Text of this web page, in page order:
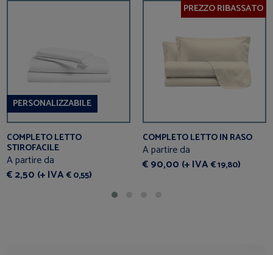
PERSONALIZZABILE
COMPLETO LETTO
STIROFACILE
A partire da
€ 2,50 (+ IVA€ 0,55)
PREZZO RIBASSATO
COMPLETO LETTO IN RASO
A partire da
€ 90,00 (+ IVA€ 19,80)